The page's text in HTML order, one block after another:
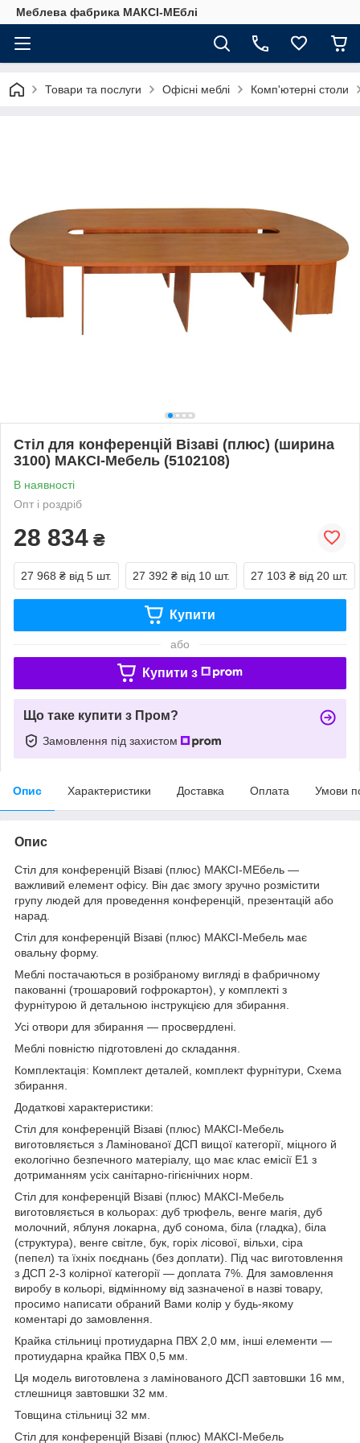
Меблева фабрика МАКСІ-МЕблі
Товари та послуги Офісні меблі Комп'ютерні столи
Стіл для конференцій Візаві (плюс) (ширина
3100) МАКСІ-Мебель (5102108)
В наявності
Опт і роздріб
28 834 ₴
27 968 ₴ від 5 шт. 27 392 ₴ від 10 шт. 27 103 ₴ від 20 шт.
Купити
або
Купити з
Що таке купити з Пром?
Замовлення під захистом
Опис Характеристики Доставка Оплата Умови
Опис
Стіл для конференцій Візаві (плюс) МАКСІ-МЕбель —
важливий елемент офісу. Він дає змогу зручно розмістити
групу людей для проведення конференцій, презентацій або
нарад.
Стіл для конференцій Візаві (плюс) МАКСІ-Мебель має
овальну форму.
Меблі постачаються в розібраному вигляді в фабричному
пакованні (трошаровий гофрокартон), у комплекті з
фурнітурою й детальною інструкцією для збирання.
Усі отвори для збирання — просвердлені.
Меблі повністю підготовлені до складання.
Комплектація: Комплект деталей, комплект фурнітури, Схема
збирання.
Додаткові характеристики:
Стіл для конференцій Візаві (плюс) МАКСІ-Мебель
виготовляється з Ламінованої ДСП вищої категорії, міцного й
екологічно безпечного матеріалу, що має клас емісії Е1 з
дотриманням усіх санітарно-гігієнічних норм.
Стіл для конференцій Візаві (плюс) МАКСІ-Мебель
виготовляється в кольорах: дуб трюфель, венге магія, дуб
молочний, яблуня локарна, дуб сонома, біла (гладка), біла
(структура), венге світле, бук, горіх лісової, вільхи, сіра
(пепел) та їхніх поєднань (без доплати). Під час виготовлення
з ДСП 2-3 колірної категорії — доплата 7%. Для замовлення
виробу в кольорі, відмінному від зазначеної в назві товару,
просимо написати обраний Вами колір у будь-якому
коментарі до замовлення.
Крайка стільниці протиударна ПВХ 2,0 мм, інші елементи —
протиударна крайка ПВХ 0,5 мм.
Ця модель виготовлена з ламінованого ДСП завтовшки 16 мм,
стлешниця завтовшки 32 мм.
Товщина стільниці 32 мм.
Стіл для конференцій Візаві (плюс) МАКСІ-Мебель